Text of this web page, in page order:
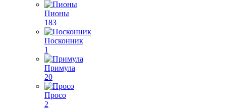
Пионы
183
Посконник
1
Примула
20
Просо
2